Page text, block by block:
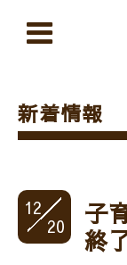
新着情報
12
20
子
終